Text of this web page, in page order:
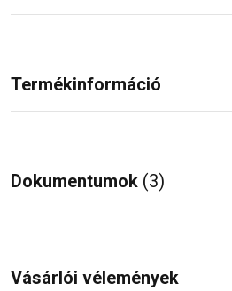
Termékinformáció
Dokumentumok (3)
Vásárlói vélemények